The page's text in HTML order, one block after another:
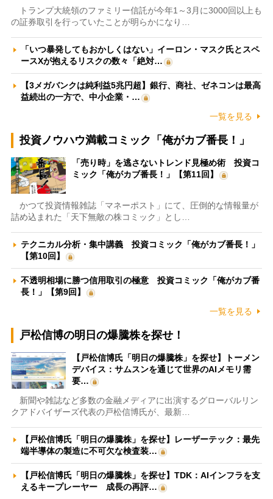
トランプ大統領のファミリー信託が今年1～3月に3000回以上も
の証券取引を行っていたことが明らかになり…
「いつ暴発してもおかしくはない」イーロン・マスク氏とスペ
ースXが抱えるリスクの数々「絶対…
【3メガバンクは純利益5兆円超】銀行、商社、ゼネコンは最高
益続出の一方で、中小企業・…
一覧を見る
投資ノウハウ満載コミック「俺がカブ番長！」
「売り時」を逃さないトレンド見極め術 投資コ
ミック「俺がカブ番長！」【第11回】
かつて投資情報雑誌「マネーポスト」にて、圧倒的な情報量が
詰め込まれた「天下無敵の株コミック」とし…
テクニカル分析・集中講義 投資コミック「俺がカブ番長！」
【第10回】
不透明相場に勝つ信用取引の極意 投資コミック「俺がカブ番
長！」【第9回】
一覧を見る
戸松信博の明日の爆騰株を探せ！
【戸松信博氏「明日の爆騰株」を探せ】トーメン
デバイス：サムスンを通じて世界のAIメモリ需
要…
新聞や雑誌など多数の金融メディアに出演するグローバルリン
クアドバイザーズ代表の戸松信博氏が、最新…
【戸松信博氏「明日の爆騰株」を探せ】レーザーテック：最先
端半導体の製造に不可欠な検査装…
【戸松信博氏「明日の爆騰株」を探せ】TDK：AIインフラを支
えるキープレーヤー 成長の再評…